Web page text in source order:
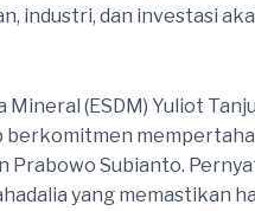
industri, dan investasi
(ESDM) Yuliot
Prabowo Subianto.
yang memastikan